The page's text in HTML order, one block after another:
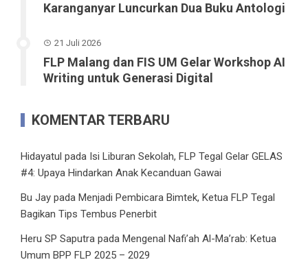
Karanganyar Luncurkan Dua Buku Antologi
21 Juli 2026
FLP Malang dan FIS UM Gelar Workshop AI
Writing untuk Generasi Digital
KOMENTAR TERBARU
Hidayatul pada Isi Liburan Sekolah, FLP Tegal Gelar GELAS
#4: Upaya Hindarkan Anak Kecanduan Gawai
Bu Jay pada Menjadi Pembicara Bimtek, Ketua FLP Tegal
Bagikan Tips Tembus Penerbit
Heru SP Saputra pada Mengenal Nafi’ah Al-Ma’rab: Ketua
Umum BPP FLP 2025 – 2029